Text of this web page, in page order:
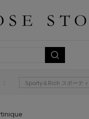
Sporty＆Rich スポーテ